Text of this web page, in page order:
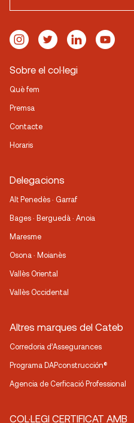
Sobre el col·legi
Què fem
Premsa
Contacte
Horaris
Delegacions
Alt Penedès · Garraf
Bages · Berguedà · Anoia
Maresme
Osona · Moianès
Vallès Oriental
Vallès Occidental
Altres marques del Cateb
Corredoria d’Assegurances
Programa DAPconstrucción®
Agencia de Cerficació Professional
COL·LEGI CERTIFICAT AMB